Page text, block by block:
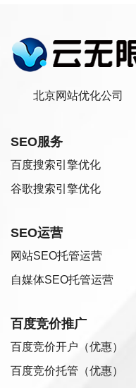
北京网站优化公司
SEO服务
百度搜索引擎优化
谷歌搜索引擎优化
SEO运营
网站SEO托管运营
自媒体SEO托管运营
百度竞价推广
百度竞价开户（优惠）
百度竞价托管（优惠）